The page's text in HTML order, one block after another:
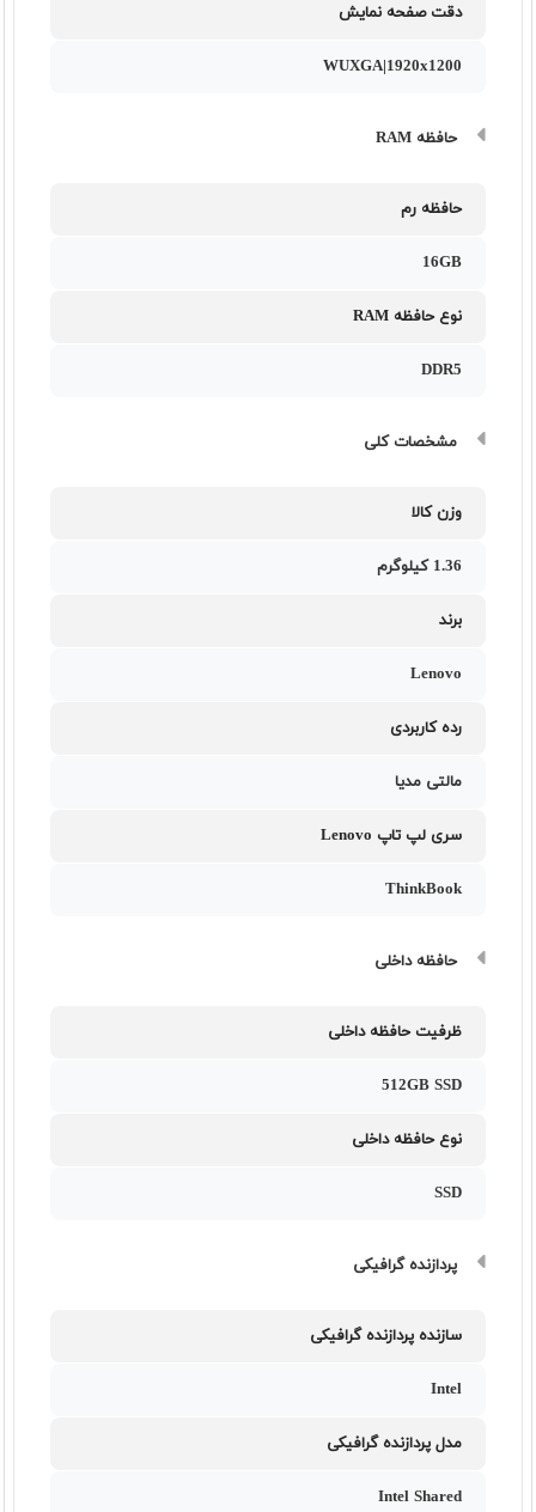
دقت صفحه نمایش
WUXGA|1920x1200
حافظه RAM
حافظه رم
16GB
نوع حافظه RAM
DDR5
مشخصات کلی
وزن کالا
1.36 کیلوگرم
برند
Lenovo
رده کاربردی
مالتی مدیا
سری لپ تاپ Lenovo
ThinkBook
حافظه داخلی
ظرفیت حافظه داخلی
512GB SSD
نوع حافظه داخلی
SSD
پردازنده گرافیکی
سازنده پردازنده گرافیکی
Intel
مدل پردازنده گرافیکی
Intel Shared